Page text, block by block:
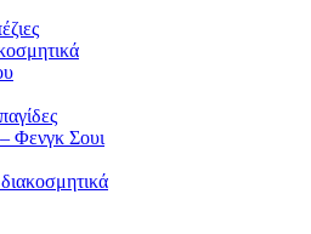
– Φενγκ Σουι